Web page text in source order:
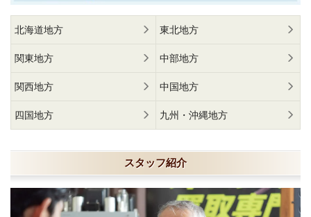
北海道地方 東北地方
関東地方 中部地方
関西地方 中国地方
四国地方 九州・沖縄地方
スタッフ紹介